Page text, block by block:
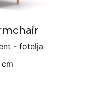
- fotelja